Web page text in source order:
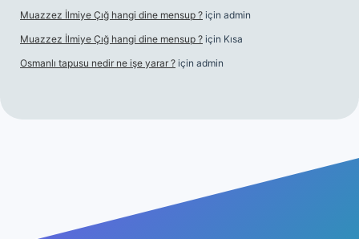
Muazzez İlmiye Çığ hangi dine mensup ? için admin
Muazzez İlmiye Çığ hangi dine mensup ? için Kısa
Osmanlı tapusu nedir ne işe yarar ? için admin